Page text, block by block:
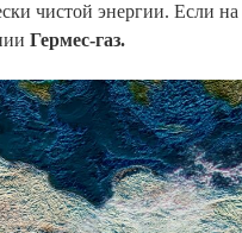
чистой энергии. Если
Гермес-газ.